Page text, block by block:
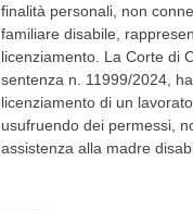
finalità personali, non
familiare disabile,
licenziamento. La Corte di
sentenza n. 11999/2024,
licenziamento di un
usufruendo dei permessi,
assistenza alla madre